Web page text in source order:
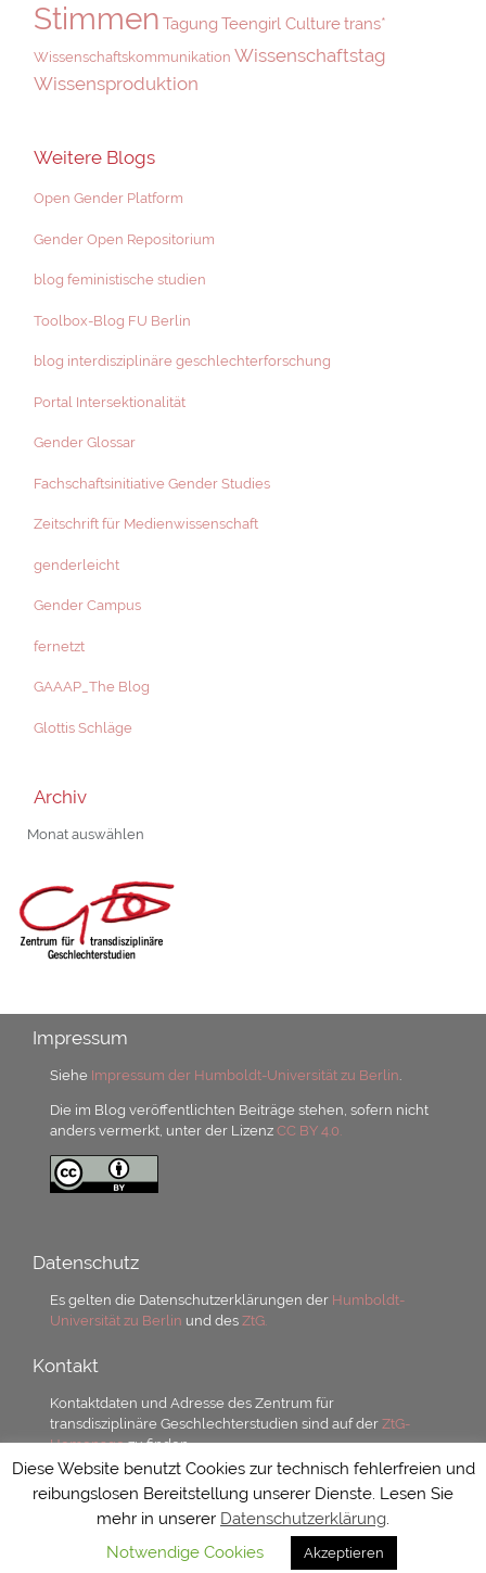
Stimmen Tagung Teengirl Culturetrans*
Wissenschaftskommunikation Wissenschaftstag
Wissensproduktion
Weitere Blogs
Open Gender Platform
Gender Open Repositorium
blog feministische studien
Toolbox-Blog FU Berlin
blog interdisziplinäre geschlechterforschung
Portal Intersektionalität
Gender Glossar
Fachschaftsinitiative Gender Studies
Zeitschrift für Medienwissenschaft
genderleicht
Gender Campus
fernetzt
GAAAP_The Blog
Glottis Schläge
Archiv
Archiv
Impressum
Siehe Impressum der Humboldt-Universität zu Berlin.
Die im Blog veröffentlichten Beiträge stehen, sofern nicht
anders vermerkt, unter der LizenzCC BY 4.0.
Datenschutz
Es gelten die Datenschutzerklärungen der Humboldt-
Universität zu Berlin und desZtG.
Kontakt
Kontaktdaten und Adresse des Zentrum für
transdisziplinäre Geschlechterstudien sind auf derZtG-
Homepagezu finden.
Diese Website benutzt Cookies zur technisch fehlerfreien und
reibungslosen Bereitstellung unserer Dienste. Lesen Sie
mehr in unserer Datenschutzerklärung.
Notwendige Cookies
Akzeptieren